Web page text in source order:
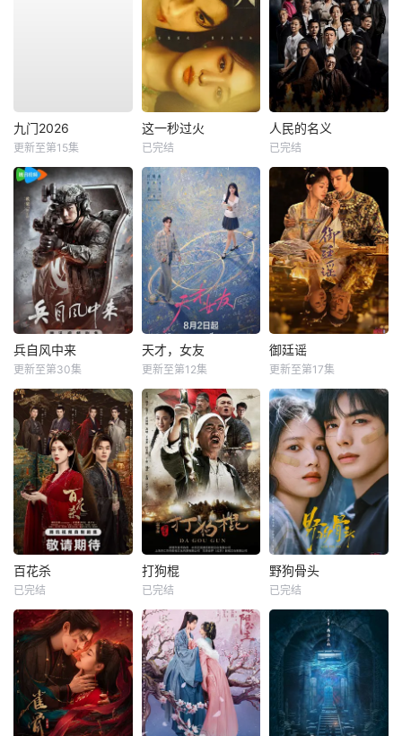
九门2026
更新至第15集
这一秒过火
已完结
人民的名义
已完结
兵自风中来
更新至第30集
天才，女友
更新至第12集
御廷谣
更新至第17集
百花杀
已完结
打狗棍
已完结
野狗骨头
已完结